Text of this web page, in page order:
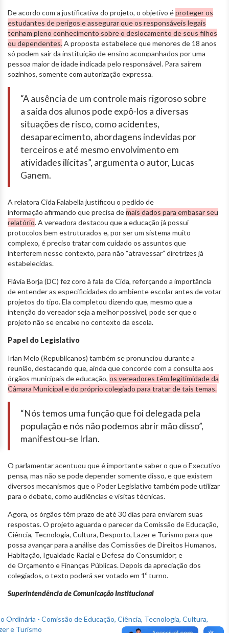
De acordo com a justificativa do projeto, o objetivo éproteger os
estudantes de perigos e assegurar que os responsáveis legais
tenham pleno conhecimento sobre o deslocamento de seus filhos
ou dependentes.A proposta estabelece que menores de 18 anos
só podem sair da instituição de ensino acompanhados por uma
pessoa maior de idade indicada pelo responsável. Para saírem
sozinhos, somente com autorização expressa.
“A ausência de um controle mais rigoroso sobre
a saída dos alunos pode expô-los a diversas
situações de risco, como acidentes,
desaparecimento, abordagens indevidas por
terceiros e até mesmo envolvimento em
atividades ilícitas”, argumenta o autor, Lucas
Ganem.
A relatora Cida Falabella justificou o pedido de
informação afirmando que precisa demais dados para embasar seu
relatório. A vereadora destacou que a educação já possui
protocolos bem estruturados e, por ser um sistema muito
complexo, é preciso tratar com cuidado os assuntos que
interferem nesse contexto, para não “atravessar” diretrizes já
estabelecidas.
Flávia Borja (DC) fez coro à fala de Cida, reforçando a importância
de entender as especificidades do ambiente escolar antes de votar
projetos do tipo. Ela completou dizendo que, mesmo que a
intenção do vereador seja a melhor possível, pode ser que o
projeto não se encaixe no contexto da escola.
Papel do Legislativo
Irlan Melo (Republicanos) também se pronunciou durante a
reunião, destacando que, ainda que concorde com a consulta aos
órgãos municipais de educação, os vereadores têm legitimidade da
Câmara Municipal e do próprio colegiado para tratar de tais temas.
“Nós temos uma função que foi delegada pela
população e nós não podemos abrir mão disso”,
manifestou-se Irlan.
O parlamentar acentuou que é importante saber o que o Executivo
pensa, mas não se pode depender somente disso, e que existem
diversos mecanismos que o Poder Legislativo também pode utilizar
para o debate, como audiências e visitas técnicas.
Agora, os órgãos têm prazo de até 30 dias para enviarem suas
respostas. O projeto aguarda o parecer da Comissão de Educação,
Ciência, Tecnologia, Cultura, Desporto, Lazer e Turismo para que
possa avançar para a análise das Comissões de Direitos Humanos,
Habitação, Igualdade Racial e Defesa do Consumidor; e
de Orçamento e Finanças Públicas. Depois da apreciação dos
colegiados, o texto poderá ser votado em 1º turno.
Superintendência de Comunicação Institucional